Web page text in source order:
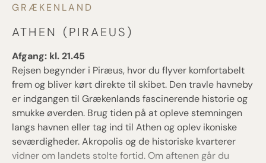
GRÆKENLAND
ATHEN (PIRAEUS)
Afgang: kl. 21.45
Rejsen begynder i Piræus, hvor du flyver komfortabelt
frem og bliver kørt direkte til skibet. Den travle havneby
er indgangen til Grækenlands fascinerende historie og
smukke øverden. Brug tiden på at opleve stemningen
langs havnen eller tag ind til Athen og oplev ikoniske
seværdigheder. Akropolis og de historiske kvarterer
vidner om landets stolte fortid. Om aftenen går du
GRÆKENLAND
SKIROS
Ankomst: kl. 12.00 / Afgang: kl. 19.00
Skiros er en af de mest autentiske græske øer og byder
på en helt særlig atmosfære. De hvidkalkede huse
breder sig op ad bjergsiden under den gamle borg.
Oplev lokale håndværkstraditioner og hyggelige
tavernaer med udsigt over havet. Naturen er varieret
med både grønne områder og dramatiske
kyststrækninger. Øen giver et spændende indblik i det
GRÆKENLAND
ATHEN (PIRAEUS)
Ankomst: kl. 07.00
Tidligt om morgenen lægger Star Flyer til i Piraeus, og
rejsen når sin afslutning. Efter morgenmad ombord er
det tid til afsked med skibet og besætningen. Der
venter transfer til lufthavnen, hvor hjemrejsen begynder
– med minder om sol, sejl og smukke dage på havet.